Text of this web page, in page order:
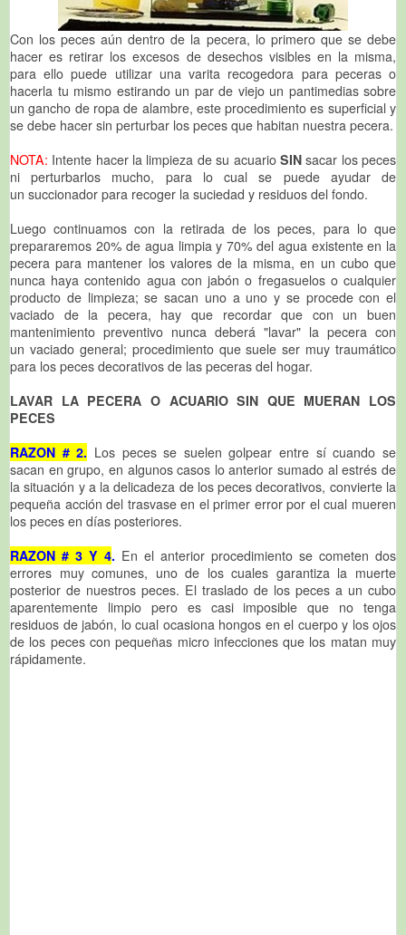
Con los peces aún dentro de la pecera, lo primero que se debe
hacer es retirar los excesos de desechos visibles en la misma,
para ello puede utilizar una varita recogedora para peceras o
hacerla tu mismo estirando un par de viejo un pantimedias sobre
un gancho de ropa de alambre, este procedimiento es superficial y
se debe hacer sin perturbar los peces que habitan nuestra pecera.
NOTA: Intente hacer la limpieza de su acuario SINsacar los peces
ni perturbarlos mucho, para lo cual se puede ayudar de
un succionador para recoger la suciedad y residuos del fondo.
Luego continuamos con la retirada de los peces, para lo que
prepararemos 20% de agua limpia y 70% del agua existente en la
pecera para mantener los valores de la misma, en un cubo que
nunca haya contenido agua con jabón o fregasuelos o cualquier
producto de limpieza; se sacan uno a uno y se procede con el
vaciado de la pecera, hay que recordar que con un buen
mantenimiento preventivo nunca deberá "lavar" la pecera con
un vaciado general; procedimiento que suele ser muy traumático
para los peces decorativos de las peceras del hogar.
LAVAR LA PECERA O ACUARIO SIN QUE MUERAN LOS
PECES
RAZON # 2. Los peces se suelen golpear entre sí cuando se
sacan en grupo, en algunos casos lo anterior sumado al estrés de
la situación y a la delicadeza de los peces decorativos, convierte la
pequeña acción del trasvase en el primer error por el cual mueren
los peces en días posteriores.
RAZON # 3 Y 4. En el anterior procedimiento se cometen dos
errores muy comunes, uno de los cuales garantiza la muerte
posterior de nuestros peces. El traslado de los peces a un cubo
aparentemente limpio pero es casi imposible que no tenga
residuos de jabón, lo cual ocasiona hongos en el cuerpo y los ojos
de los peces con pequeñas micro infecciones que los matan muy
rápidamente.